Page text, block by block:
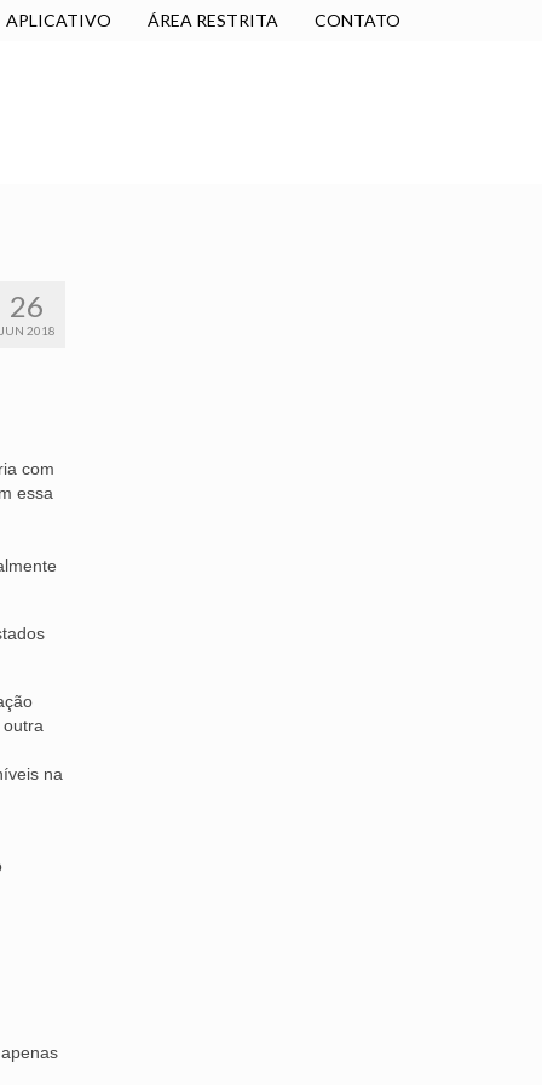
APLICATIVO ÁREA RESTRITA CONTATO
26
JUN 2018
com
essa
na